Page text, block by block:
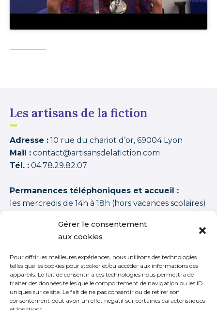
Gérer le consentement
aux cookies
Pour offrir les meilleures expériences, nous utilisons des technologies
telles que les cookies pour stocker et/ou accéder aux informations des
appareils. Le fait de consentir à ces technologies nous permettra de
traiter des données telles que le comportement de navigation ou les ID
uniques sur ce site. Le fait de ne pas consentir ou de retirer son
consentement peut avoir un effet négatif sur certaines caractéristiques
Les artisans de la fiction
Adresse : 10 rue du chariot d’or, 69004 Lyon
Mail : contact@artisansdelafiction.com
Tél. : 04.78.29.82.07
Permanences téléphoniques et accueil :
les mercredis de 14h à 18h (hors vacances scolaires)
1350 APPRENANTS DISTINCTS 2015–2026 (cycles + stages
+ journées thématiques + journées initiation) .
S’inscrire à notre newsletter